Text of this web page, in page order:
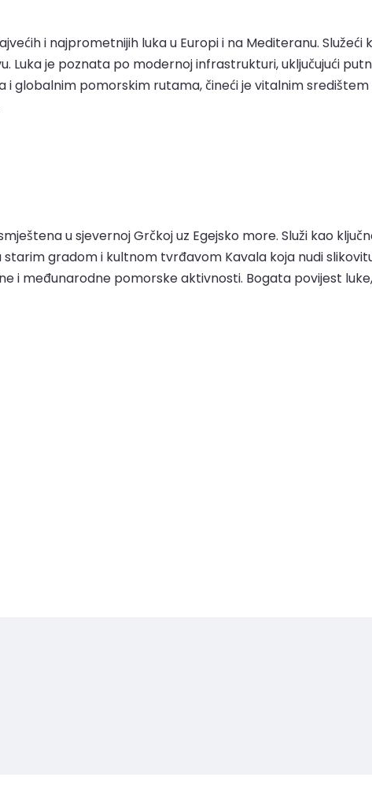
i najprometnijih luka u Europi i na Mediteranu.
Luka je poznata po modernoj infrastrukturi, uključujući
globalnim pomorskim rutama, čineći je vitalnim
u sjevernoj Grčkoj uz Egejsko more. Služi kao
gradom i kultnom tvrđavom Kavala koja nudi
i međunarodne pomorske aktivnosti. Bogata povijest